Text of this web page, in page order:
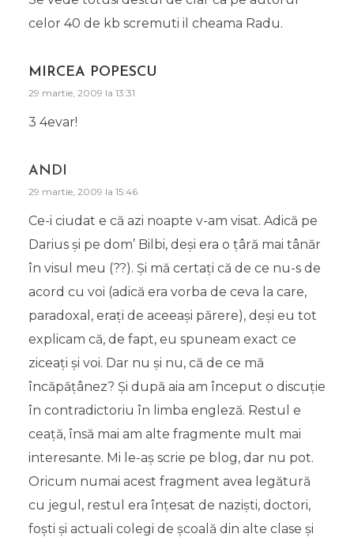
celor 40 de kb scremuti il cheama Radu.
MIRCEA POPESCU
29 martie, 2009 la 13:31
3 4evar!
ANDI
29 martie, 2009 la 15:46
Ce-i ciudat e că azi noapte v-am visat. Adică pe
Darius şi pe dom’ Bilbi, deşi era o ţâră mai tânăr
în visul meu (??). Şi mă certaţi că de ce nu-s de
acord cu voi (adică era vorba de ceva la care,
paradoxal, eraţi de aceeaşi părere), deşi eu tot
explicam că, de fapt, eu spuneam exact ce
ziceaţi şi voi. Dar nu şi nu, că de ce mă
încăpăţânez? Şi după aia am început o discuţie
în contradictoriu în limba engleză. Restul e
ceaţă, însă mai am alte fragmente mult mai
interesante. Mi le-aş scrie pe blog, dar nu pot.
Oricum numai acest fragment avea legătură
cu jegul, restul era înţesat de nazişti, doctori,
foşti şi actuali colegi de şcoală din alte clase şi